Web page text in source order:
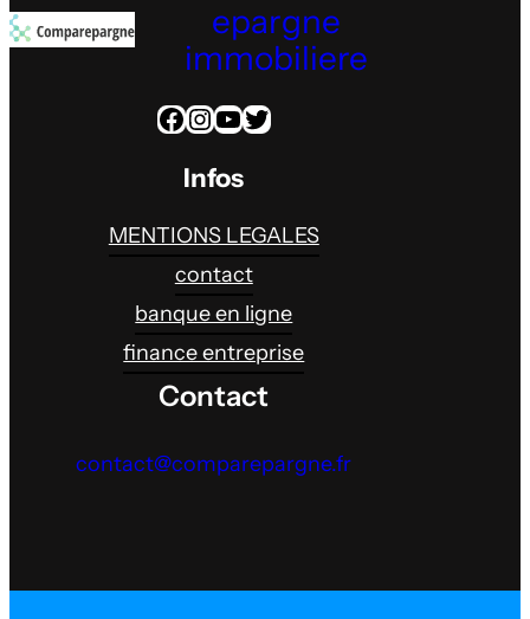
epargne
immobiliere
Facebook InstagramYouTube Twitter
Infos
MENTIONS LEGALES
contact
banque en ligne
finance entreprise
Contact
contact@comparepargne.fr